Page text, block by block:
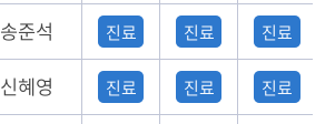
송준석 진료 진료 진료
신혜영 진료 진료 진료